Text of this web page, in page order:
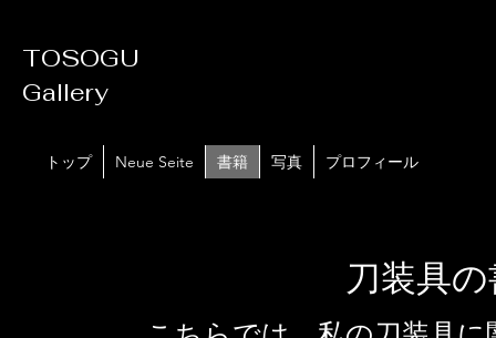
TOSOGU
Gallery
トップ Neue Seite 書籍 写真 プロフィール
刀装具